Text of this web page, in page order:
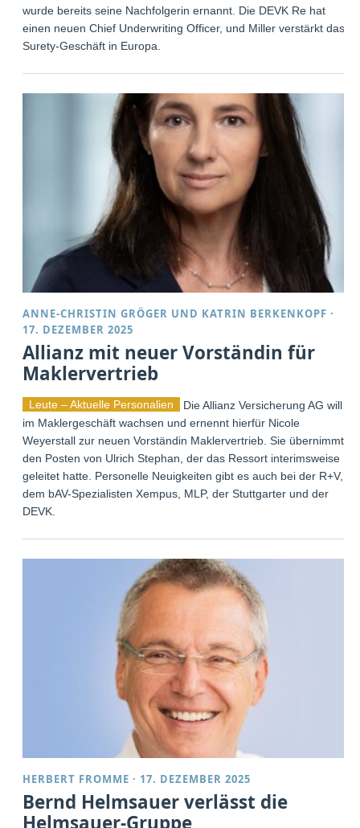
wurde bereits seine Nachfolgerin ernannt. Die DEVK Re hat
einen neuen Chief Underwriting Officer, und Miller verstärkt das
Surety-Geschäft in Europa.
ANNE-CHRISTIN GRÖGER UND KATRIN BERKENKOPF ·
17. DEZEMBER 2025
Allianz mit neuer Vorständin für
Maklervertrieb
Leute – Aktuelle Personalien
Die Allianz Versicherung AG will
im Maklergeschäft wachsen und ernennt hierfür Nicole
Weyerstall zur neuen Vorständin Maklervertrieb. Sie übernimmt
den Posten von Ulrich Stephan, der das Ressort interimsweise
geleitet hatte. Personelle Neuigkeiten gibt es auch bei der R+V,
dem bAV-Spezialisten Xempus, MLP, der Stuttgarter und der
DEVK.
HERBERT FROMME · 17. DEZEMBER 2025
Bernd Helmsauer verlässt die